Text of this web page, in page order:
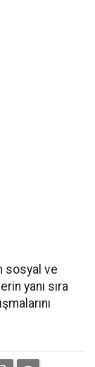
sosyal ve
yanı sıra